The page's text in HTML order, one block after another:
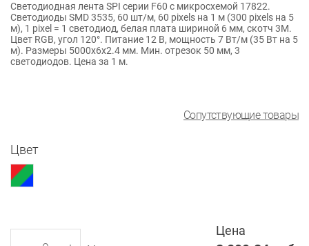
Светодиодная лента SPI серии F60 с микросхемой 17822.
Светодиоды SMD 3535, 60 шт/м, 60 pixels на 1 м (300 pixels на 5
м), 1 pixel = 1 светодиод, белая плата шириной 6 мм, скотч 3М.
Цвет RGB, угол 120°. Питание 12 В, мощность 7 Вт/м (35 Вт на 5
м). Размеры 5000x6x2.4 мм. Мин. отрезок 50 мм, 3
светодиодов. Цена за 1 м.
Сопутствующие товары
Цвет
Цена